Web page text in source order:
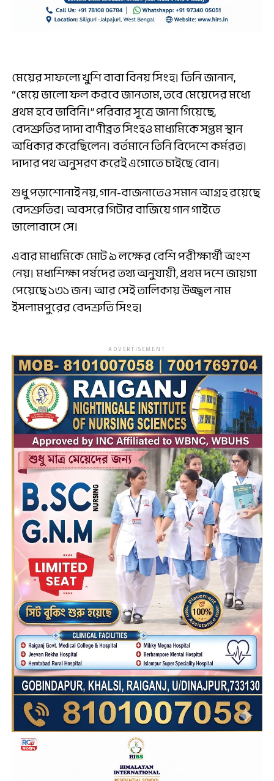
মেয়ের সাফল্যে খুশি বাবা বিনয় সিংহ। তিনি জানান,
“মেয়ে ভালো ফল করবে জানতাম, তবে মেয়েদের মধ্যে
প্রথম হবে ভাবিনি।” পরিবার সূত্রে জানা গিয়েছে,
বেদশ্রুতির দাদা বাণীব্রত সিংহও মাধ্যমিকে সপ্তম স্থান
অধিকার করেছিলেন। বর্তমানে তিনি বিদেশে কর্মরত।
দাদার পথ অনুসরণ করেই এগোতে চাইছে বোন।
শুধু পড়াশোনাই নয়, গান-বাজনাতেও সমান আগ্রহ রয়েছে
বেদশ্রুতির। অবসরে গিটার বাজিয়ে গান গাইতে
ভালোবাসে সে।
এবার মাধ্যমিকে মোট ৯ লক্ষের বেশি পরীক্ষার্থী অংশ
নেয়। মধ্যশিক্ষা পর্ষদের তথ্য অনুযায়ী, প্রথম দশে জায়গা
পেয়েছে ১৩১ জন। আর সেই তালিকায় উজ্জ্বল নাম
ইসলামপুরের বেদশ্রুতি সিংহ।
ADVERTISEMENT